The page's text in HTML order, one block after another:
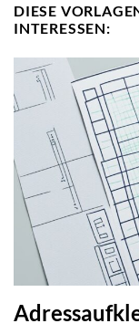
DIESE
INTERESSEN: